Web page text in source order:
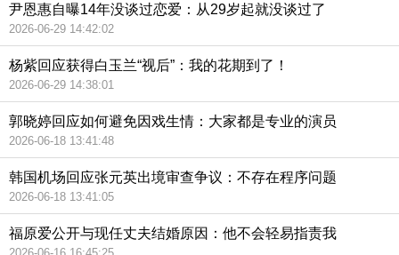
尹恩惠自曝14年没谈过恋爱：从29岁起就没谈过了
2026-06-29 14:42:02
杨紫回应获得白玉兰“视后”：我的花期到了！
2026-06-29 14:38:01
郭晓婷回应如何避免因戏生情：大家都是专业的演员
2026-06-18 13:41:48
韩国机场回应张元英出境审查争议：不存在程序问题
2026-06-18 13:41:05
福原爱公开与现任丈夫结婚原因：他不会轻易指责我